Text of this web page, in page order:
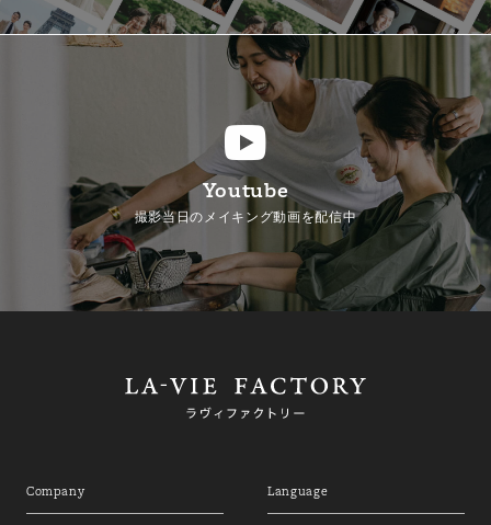
Youtube
撮影当日のメイキング動画を配信中
Company Language